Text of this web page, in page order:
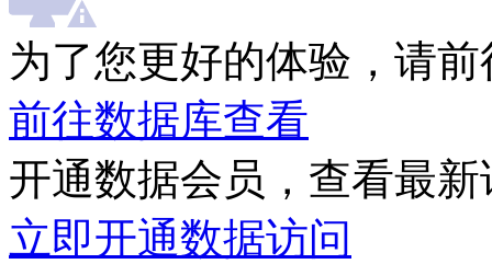
为了您更好的体验，请
前往数据库查看
开通数据会员，查看最
立即开通数据访问